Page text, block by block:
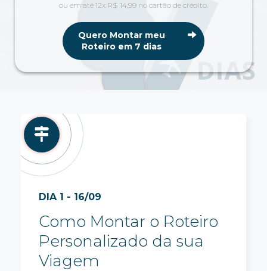
ou em até 12x R$ 14,99 no cartão de crédito.
Quero Montar meu
Roteiro em 7 dias
DIA 1 - 16/09
Como Montar o Roteiro
Personalizado da sua
Viagem